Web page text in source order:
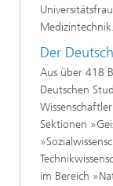
Medizintechnik.
Der
Aus über 418
Deutschen
Sektionen
im Bereich